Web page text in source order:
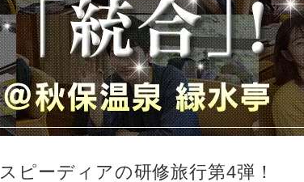
スピーディアの研修旅行第4弾！